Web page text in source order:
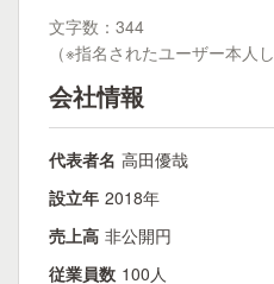
文字数：344
（※指名されたユーザー本人
会社情報
代表者名 高田優哉
設立年 2018年
売上高 非公開円
従業員数 100人